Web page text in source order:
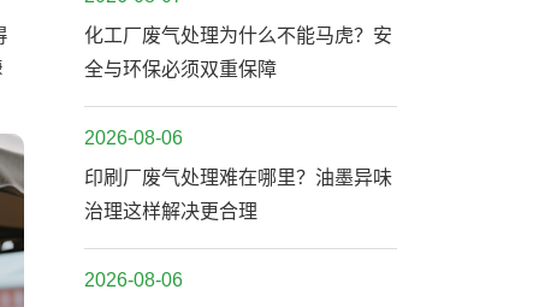
化工厂废气处理为什么不能马虎？安
全与环保必须双重保障
2026-08-06
印刷厂废气处理难在哪里？油墨异味
治理这样解决更合理
2026-08-06